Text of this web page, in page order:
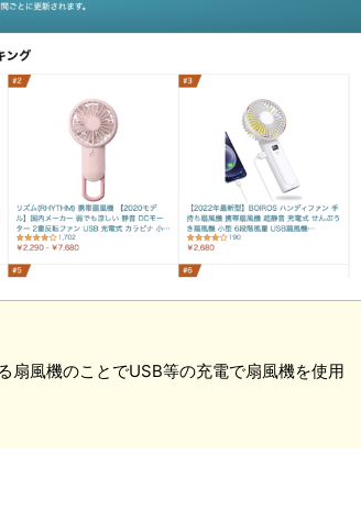
扇風機のことでUSB等の充電で扇風機を使用